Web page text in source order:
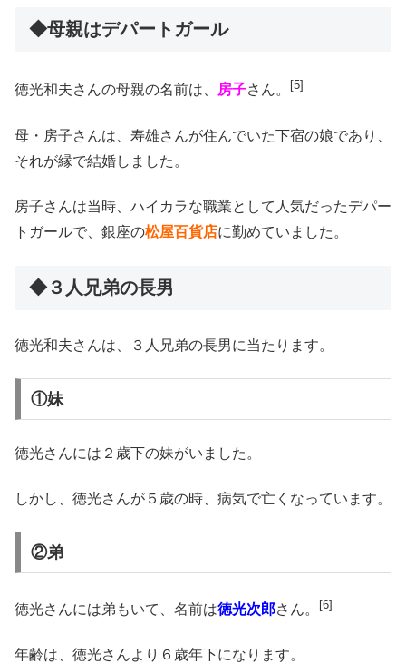
◆母親はデパートガール
徳光和夫さんの母親の名前は、 房子さん。 [5]
母・房子さんは、寿雄さんが住んでいた下宿の娘であり、
それが縁で結婚しました。
房子さんは当時、ハイカラな職業として人気だったデパー
トガールで、銀座の松屋百貨店に勤めていました。
◆３人兄弟の長男
徳光和夫さんは、３人兄弟の長男に当たります。
①妹
徳光さんには２歳下の妹がいました。
しかし、徳光さんが５歳の時、病気で亡くなっています。
②弟
徳光さんには弟もいて、名前は徳光次郎さん。 [6]
年齢は、徳光さんより６歳年下になります。